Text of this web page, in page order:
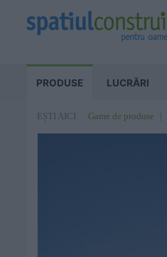
PRODUSE LUCRĂRI
EȘTI AICI: Game de produse